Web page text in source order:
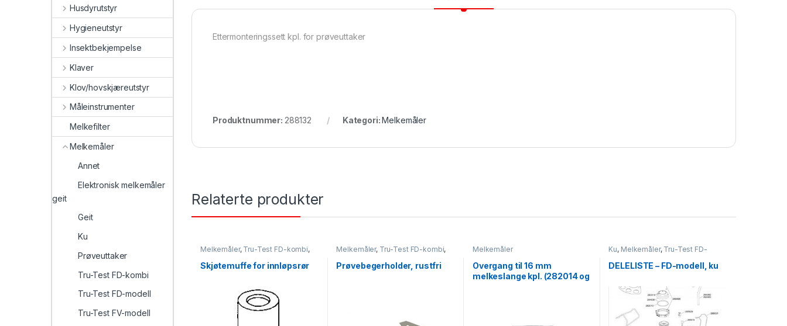
Ettermonteringssett kpl. for prøveuttaker
Produktnummer: 288132 Kategori:Melkemåler
Relaterte produkter
Melkemåler, Tru-Test FD-kombi,
modell,Tru-Test HI-modell
Skjøtemuffe for innløpsrør
Melkemåler, Tru-Test FD-kombi,
modell,Tru-Test WB-modell
Prøvebegerholder, rustfri
Melkemåler
Overgang til 16 mm
melkeslange kpl. (282014 og
Ku, Melkemåler, Tru-Test FD-
DELELISTE – FD-modell, ku
Husdyrutstyr
Hygieneutstyr
Insektbekjempelse
Klaver
Klov/hovskjæreutstyr
Måleinstrumenter
Melkefilter
Melkemåler
Annet
Elektronisk melkemåler
geit
Geit
Ku
Prøveuttaker
Tru-Test FD-kombi
Tru-Test FD-modell
Tru-Test FV-modell